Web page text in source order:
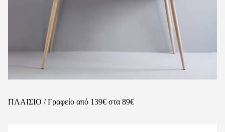
ΠΛΑΙΣΙΟ / Γραφείο από 139€ στα 89€